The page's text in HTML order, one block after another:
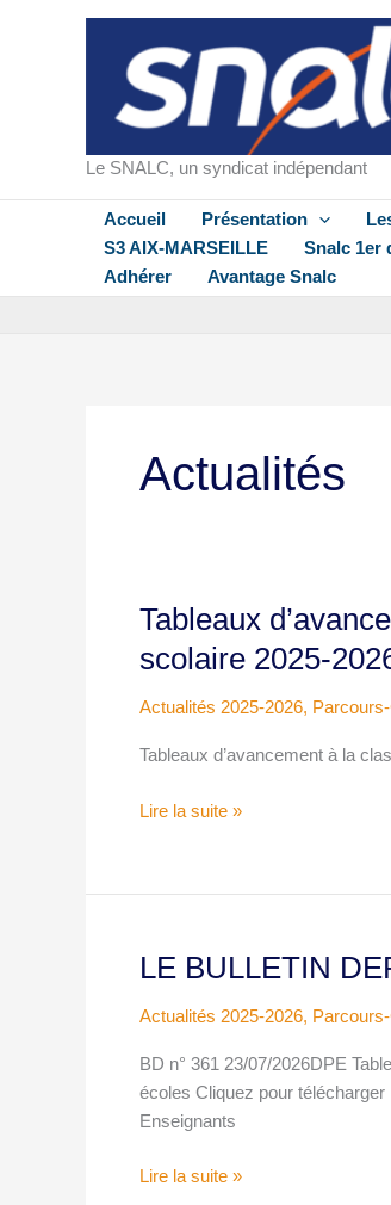
Le SNALC, un syndicat indépendant
Accueil Présentation
S3 AIX-MARSEILLE
Snalc 1er
Adhérer
Avantage Snalc
Actualités
Tableaux
scolaire 2025-
Actualités 2025-2026,
Tableaux d’avancement à la
Tableaux
à
la
exceptionnelle
Année
2026
Lire la suite »
LE BULLETIN
Actualités 2025-2026,
BD n° 361 23/07/2026DPE
écoles Cliquez pour
Enseignants
LE
DEPARTEMENTAL
(HC
et
CE
Lire la suite »